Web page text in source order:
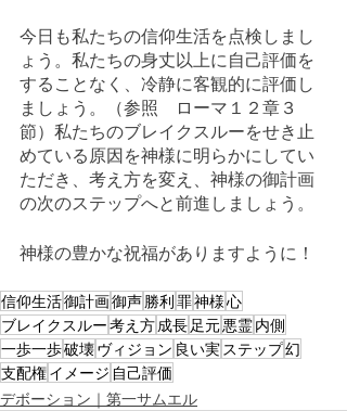
今日も私たちの信仰生活を点検しまし
ょう。私たちの身丈以上に自己評価を
することなく、冷静に客観的に評価し
ましょう。（参照　ローマ１２章３
節）私たちのブレイクスルーをせき止
めている原因を神様に明らかにしてい
ただき、考え方を変え、神様の御計画
の次のステップへと前進しましょう。
神様の豊かな祝福がありますように！
信仰生活御計画御声勝利罪神様心
ブレイクスルー考え方成長足元悪霊内側
一歩一歩破壊ヴィジョン 良い実ステップ幻
支配権イメージ 自己評価
デボーション｜第一サムエル